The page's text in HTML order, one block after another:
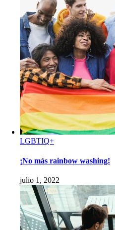
LGBTIQ+
¡No más rainbow washing!
julio 1, 2022